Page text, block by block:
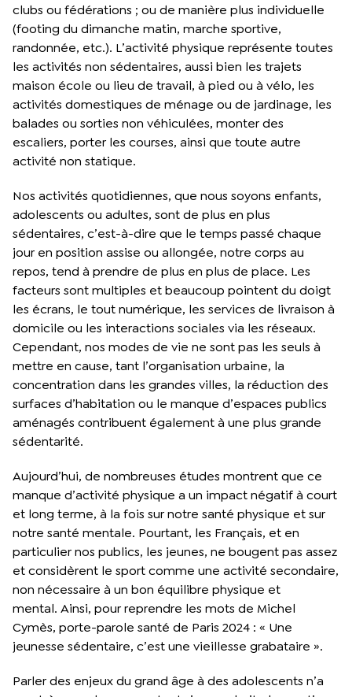
clubs ou fédérations ; ou de manière plus individuelle
(footing du dimanche matin, marche sportive,
randonnée, etc.). L’activité physique représente toutes
les activités non sédentaires, aussi bien les trajets
maison école ou lieu de travail, à pied ou à vélo, les
activités domestiques de ménage ou de jardinage, les
balades ou sorties non véhiculées, monter des
escaliers, porter les courses, ainsi que toute autre
activité non statique.
Nos activités quotidiennes, que nous soyons enfants,
adolescents ou adultes, sont de plus en plus
sédentaires, c’est-à-dire que le temps passé chaque
jour en position assise ou allongée, notre corps au
repos, tend à prendre de plus en plus de place. Les
facteurs sont multiples et beaucoup pointent du doigt
les écrans, le tout numérique, les services de livraison à
domicile ou les interactions sociales via les réseaux.
Cependant, nos modes de vie ne sont pas les seuls à
mettre en cause, tant l’organisation urbaine, la
concentration dans les grandes villes, la réduction des
surfaces d’habitation ou le manque d’espaces publics
aménagés contribuent également à une plus grande
sédentarité.
Aujourd’hui, de nombreuses études montrent que ce
manque d’activité physique a un impact négatif à court
et long terme, à la fois sur notre santé physique et sur
notre santé mentale. Pourtant, les Français, et en
particulier nos publics, les jeunes, ne bougent pas assez
et considèrent le sport comme une activité secondaire,
non nécessaire à un bon équilibre physique et
mental. Ainsi, pour reprendre les mots de Michel
Cymès, porte-parole santé de Paris 2024 : « Une
jeunesse sédentaire, c’est une vieillesse grabataire ».
Parler des enjeux du grand âge à des adolescents n’a